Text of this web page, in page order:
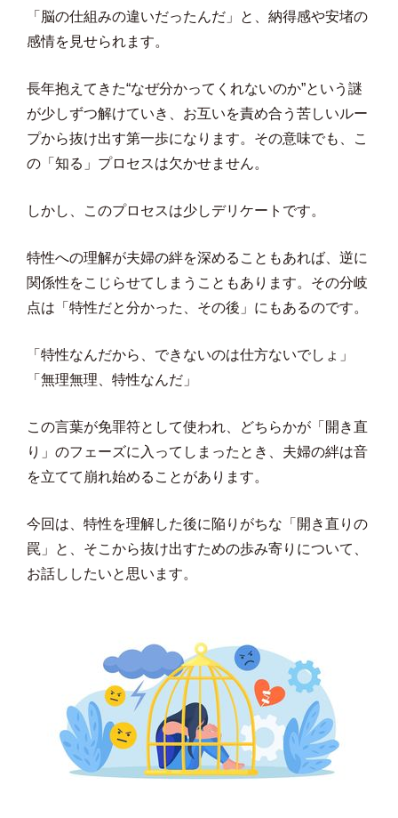
「脳の仕組みの違いだったんだ」と、納得感や安堵の
感情を見せられます。
長年抱えてきた“なぜ分かってくれないのか”という謎
が少しずつ解けていき、お互いを責め合う苦しいルー
プから抜け出す第一歩になります。その意味でも、こ
の「知る」プロセスは欠かせません。
しかし、このプロセスは少しデリケートです。
特性への理解が夫婦の絆を深めることもあれば、逆に
関係性をこじらせてしまうこともあります。その分岐
点は「特性だと分かった、その後」にもあるのです。
「特性なんだから、できないのは仕方ないでしょ」
「無理無理、特性なんだ」
この言葉が免罪符として使われ、どちらかが「開き直
り」のフェーズに入ってしまったとき、夫婦の絆は音
を立てて崩れ始めることがあります。
今回は、特性を理解した後に陥りがちな「開き直りの
罠」と、そこから抜け出すための歩み寄りについて、
お話ししたいと思います。